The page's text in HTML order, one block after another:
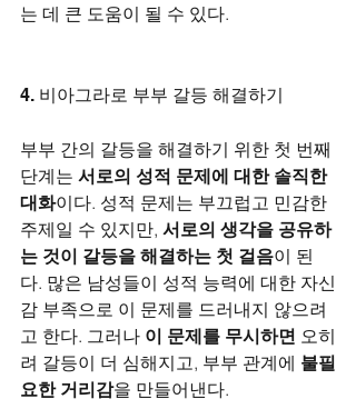
는 데 큰 도움이 될 수 있다.
4. 비아그라로 부부 갈등 해결하기
부부 간의 갈등을 해결하기 위한 첫 번째
단계는 서로의 성적 문제에 대한 솔직한
대화이다. 성적 문제는 부끄럽고 민감한
주제일 수 있지만, 서로의 생각을 공유하
는 것이 갈등을 해결하는 첫 걸음이 된
다. 많은 남성들이 성적 능력에 대한 자신
감 부족으로 이 문제를 드러내지 않으려
고 한다. 그러나 이 문제를 무시하면 오히
려 갈등이 더 심해지고, 부부 관계에 불필
요한 거리감을 만들어낸다.